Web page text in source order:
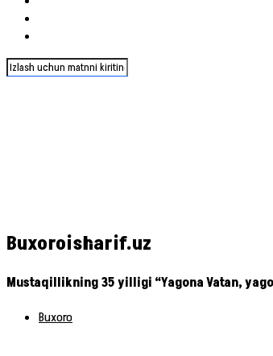
Buxoroisharif.uz
Mustaqillikning 35 yilligi “Yagona Vatan,
Buxoro